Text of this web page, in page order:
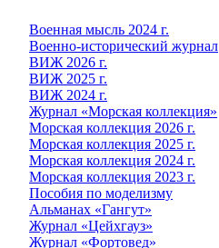
Военная мысль 2024 г.
Военно-исторический журнал
ВИЖ 2026 г.
ВИЖ 2025 г.
ВИЖ 2024 г.
Журнал «Морская коллекция»
Морская коллекция 2026 г.
Морская коллекция 2025 г.
Морская коллекция 2024 г.
Морская коллекция 2023 г.
Пособия по моделизму
Альманах «Гангут»
Журнал «Цейхгауз»
Журнал «Фортовед»